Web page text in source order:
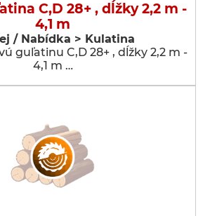
C,D 28+ , dĺžky 2,2 m -
4,1 m
/ Nabídka > Kulatina
guľatinu C,D 28+ , dĺžky 2,2 m -
4,1 m …